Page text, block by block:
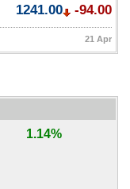
1241.00 -94.00
21 Apr
1.14%